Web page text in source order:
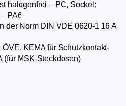
halogenfrei – PC, Sockel:
PA6
der Norm DIN VDE 0620-1 16 A
KEMA für Schutzkontakt-
(für MSK-Steckdosen)